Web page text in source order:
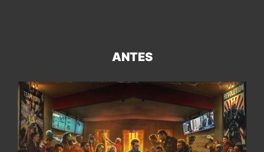
ANTES